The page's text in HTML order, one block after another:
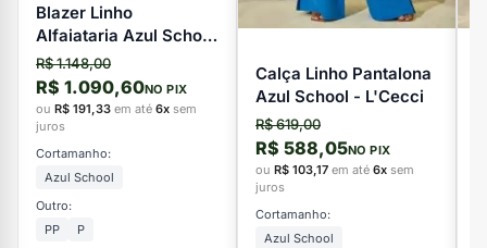
Blazer Linho
Alfaiataria Azul School
- L'Cecci
R$ 1.148,00
R$ 1.090,60NO PIX
ou R$ 191,33 em até 6x sem
juros
Cortamanho:
Azul School
Outro:
PP
P
Calça Linho Pantalona
Azul School - L'Cecci
R$ 619,00
R$ 588,05NO PIX
ou R$ 103,17 em até 6x sem
juros
Cortamanho:
Azul School